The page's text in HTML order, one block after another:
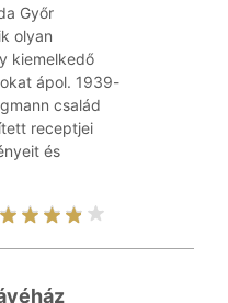
Győr
olyan
kiemelkedő
ápol. 1939-
család
receptjei
és